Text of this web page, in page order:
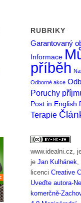
RUBRIKY
Garantovaný
Informace
příběh
Odborné akce
Poruchy
Post in English
Terapie
www.idealni.cz,
jeJan Kulhánek,
licenciCreative
Uveďte autora-
komerčně-